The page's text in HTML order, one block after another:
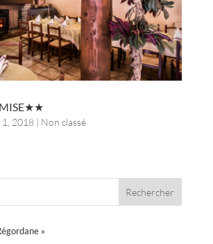
1, 2018| Non classé
»